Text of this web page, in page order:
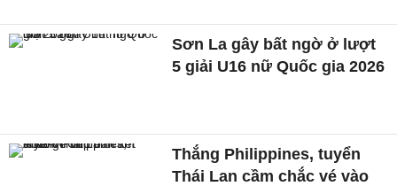
Sơn La gây bất ngờ ở lượt
5 giải U16 nữ Quốc gia 2026
Thắng Philippines, tuyển
Thái Lan cầm chắc vé vào